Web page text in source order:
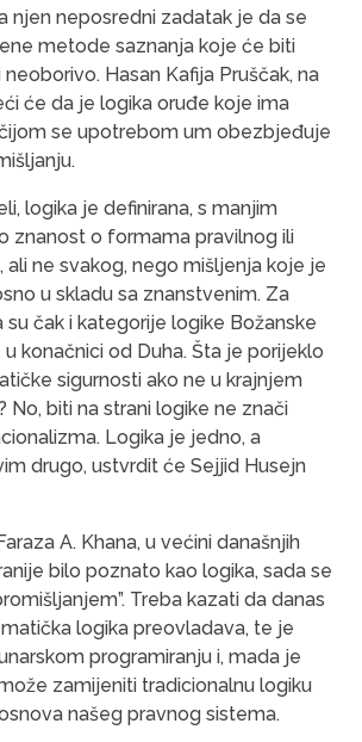
njen neposredni zadatak je da se
metode saznanja koje će biti
Hasan Kafija Pruščak, na
će da je logika oruđe koje ima
se upotrebom um obezbjeđuje
logika je definirana, s manjim
znanost o formama pravilnog ili
ali ne svakog, nego mišljenja koje je
u skladu sa znanstvenim. Za
su čak i kategorije logike Božanske
konačnici od Duha. Šta je porijeklo
sigurnosti ako ne u krajnjem
No, biti na strani logike ne znači
Logika je jedno, a
drugo, ustvrdit će Sejjid Husejn
A. Khana, u većini današnjih
bilo poznato kao logika, sada se
Treba kazati da danas
logika preovladava, te je
programiranju i, mada je
zamijeniti tradicionalnu logiku
našeg pravnog sistema.